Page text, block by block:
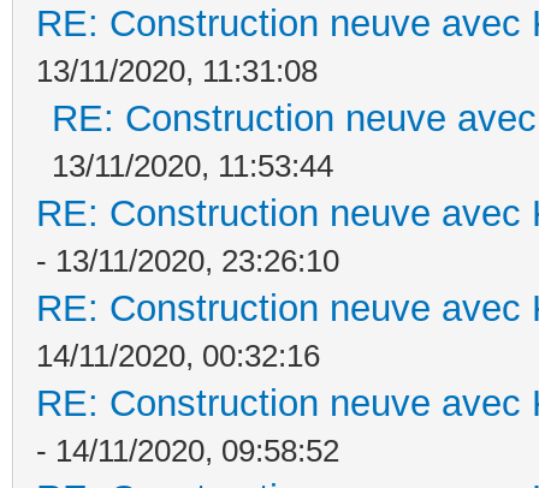
RE: Construction neuve avec
13/11/2020, 11:31:08
RE: Construction neuve
13/11/2020, 11:53:44
RE: Construction neuve avec
- 13/11/2020, 23:26:10
RE: Construction neuve avec
14/11/2020, 00:32:16
RE: Construction neuve avec
- 14/11/2020, 09:58:52